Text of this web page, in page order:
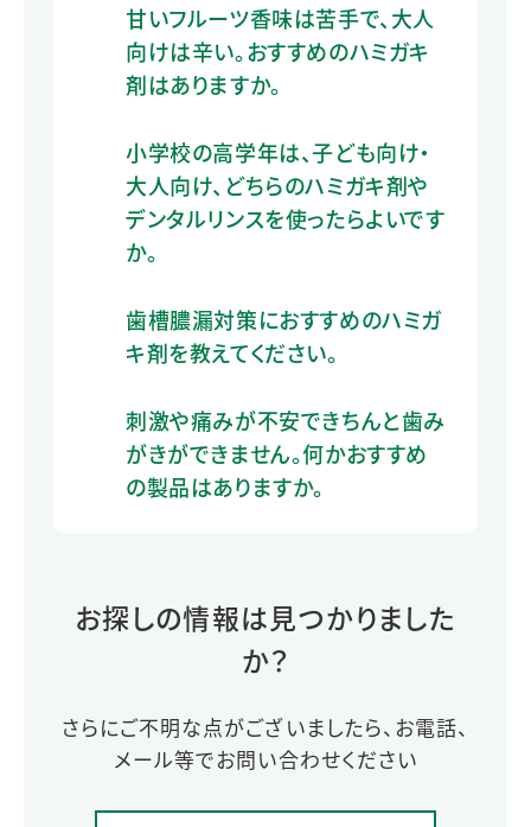
甘いフルーツ香味は苦手で、大人
向けは辛い。おすすめのハミガキ
剤はありますか。
小学校の高学年は、子ども向け・
大人向け、どちらのハミガキ剤や
デンタルリンスを使ったらよいです
か。
歯槽膿漏対策におすすめのハミガ
キ剤を教えてください。
刺激や痛みが不安できちんと歯み
がきができません。何かおすすめ
の製品はありますか。
お探しの情報は見つかりました
か？
さらにご不明な点がございましたら、お電話、
メール等でお問い合わせください